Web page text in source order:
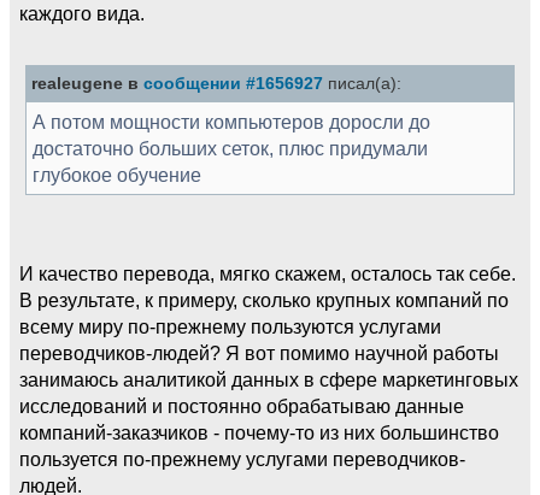
каждого вида.
realeugene в сообщении #1656927 писал(а):
А потом мощности компьютеров доросли до
достаточно больших сеток, плюс придумали
глубокое обучение
И качество перевода, мягко скажем, осталось так себе.
В результате, к примеру, сколько крупных компаний по
всему миру по-прежнему пользуются услугами
переводчиков-людей? Я вот помимо научной работы
занимаюсь аналитикой данных в сфере маркетинговых
исследований и постоянно обрабатываю данные
компаний-заказчиков - почему-то из них большинство
пользуется по-прежнему услугами переводчиков-
людей.